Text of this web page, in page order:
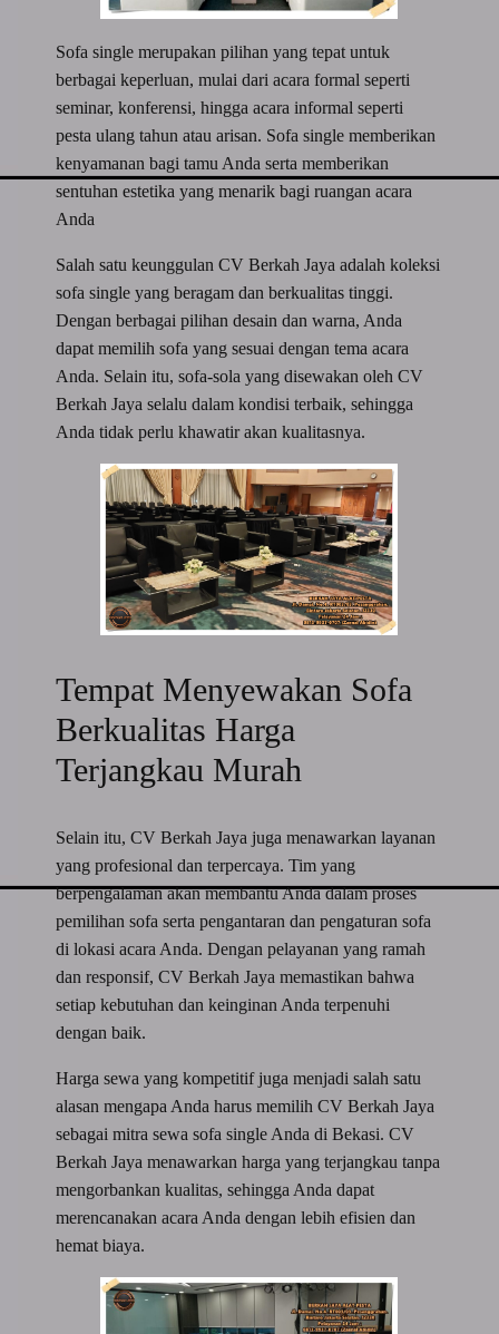
Sofa single merupakan pilihan yang tepat untuk
berbagai keperluan, mulai dari acara formal seperti
seminar, konferensi, hingga acara informal seperti
pesta ulang tahun atau arisan. Sofa single memberikan
kenyamanan bagi tamu Anda serta memberikan
sentuhan estetika yang menarik bagi ruangan acara
Anda
Salah satu keunggulan CV Berkah Jaya adalah koleksi
sofa single yang beragam dan berkualitas tinggi.
Dengan berbagai pilihan desain dan warna, Anda
dapat memilih sofa yang sesuai dengan tema acara
Anda. Selain itu, sofa-sola yang disewakan oleh CV
Berkah Jaya selalu dalam kondisi terbaik, sehingga
Anda tidak perlu khawatir akan kualitasnya.
Tempat Menyewakan Sofa
Berkualitas Harga
Terjangkau Murah
Selain itu, CV Berkah Jaya juga menawarkan layanan
yang profesional dan terpercaya. Tim yang
berpengalaman akan membantu Anda dalam proses
pemilihan sofa serta pengantaran dan pengaturan sofa
di lokasi acara Anda. Dengan pelayanan yang ramah
dan responsif, CV Berkah Jaya memastikan bahwa
setiap kebutuhan dan keinginan Anda terpenuhi
dengan baik.
Harga sewa yang kompetitif juga menjadi salah satu
alasan mengapa Anda harus memilih CV Berkah Jaya
sebagai mitra sewa sofa single Anda di Bekasi. CV
Berkah Jaya menawarkan harga yang terjangkau tanpa
mengorbankan kualitas, sehingga Anda dapat
merencanakan acara Anda dengan lebih efisien dan
hemat biaya.